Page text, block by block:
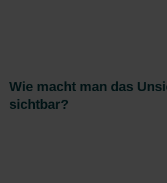
Wie macht man das
sichtbar?